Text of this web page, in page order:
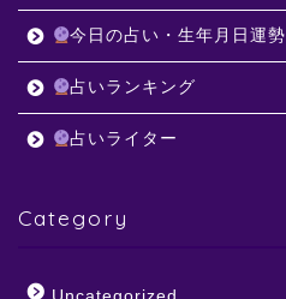
今日の占い・生年月日運勢
占いランキング
占いライター
Category